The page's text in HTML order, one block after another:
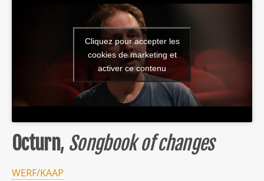
Cliquez pour accepter les
cookies de marketing et
activer ce contenu
Octurn, Songbook of changes
WERF/KAAP